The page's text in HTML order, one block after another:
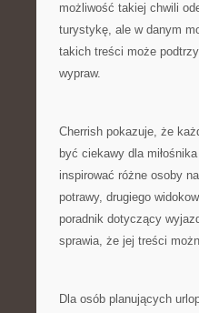
możliwość takiej chwili
turystykę, ale w danym
takich treści może
wypraw.
Cherrish pokazuje, że
być ciekawy dla
inspirować różne osoby
potrawy, drugiego
poradnik dotyczący
sprawia, że jej treści
Dla osób planujących